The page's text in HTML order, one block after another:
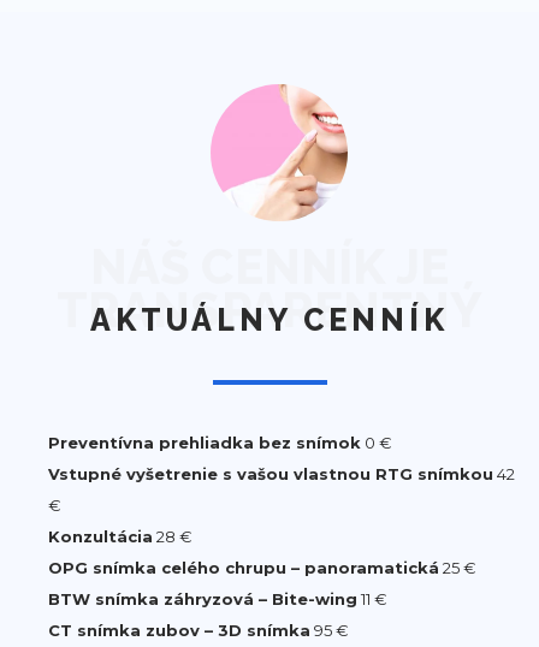
TRANSPARENTNÝ
AKTUÁLNY CENNÍK
Preventívna prehliadka bez snímok 0 €
Vstupné vyšetrenie s vašou vlastnou RTG snímkou 42
€
Konzultácia 28 €
OPG snímka celého chrupu – panoramatická 25 €
BTW snímka záhryzová – Bite-wing 11 €
CT snímka zubov – 3D snímka 95 €